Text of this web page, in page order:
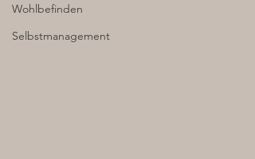
Wohlbefinden
Selbstmanagement